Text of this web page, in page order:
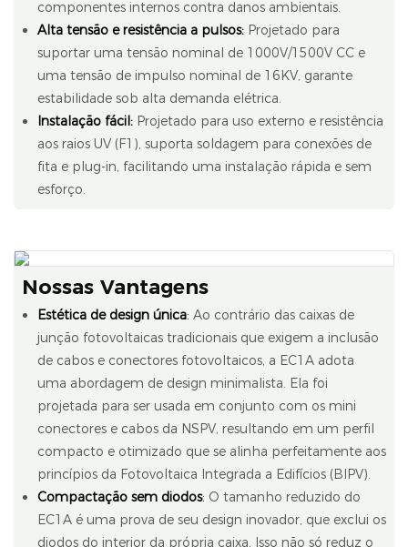
componentes internos contra danos ambientais.
Alta tensão e resistência a pulsos:Projetado para
suportar uma tensão nominal de 1000V/1500V CC e
uma tensão de impulso nominal de 16KV, garante
estabilidade sob alta demanda elétrica.
Instalação fácil:Projetado para uso externo e resistência
aos raios UV (F1), suporta soldagem para conexões de
fita e plug-in, facilitando uma instalação rápida e sem
esforço.
Nossas Vantagens
Estética de design única: Ao contrário das caixas de
junção fotovoltaicas tradicionais que exigem a inclusão
de cabos e conectores fotovoltaicos, a EC1A adota
uma abordagem de design minimalista. Ela foi
projetada para ser usada em conjunto com os mini
conectores e cabos da NSPV, resultando em um perfil
compacto e otimizado que se alinha perfeitamente aos
princípios da Fotovoltaica Integrada a Edifícios (BIPV).
Compactação sem diodos: O tamanho reduzido do
EC1A é uma prova de seu design inovador, que exclui os
diodos do interior da própria caixa. Isso não só reduz o